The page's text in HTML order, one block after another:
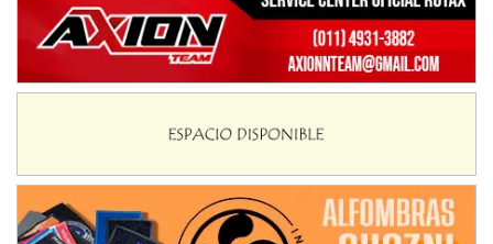
SUR SANTAFESINO - F4
José Samuel Sánchez (Tierra)
COBERTURA ESPECIAL DE E-KART.COM.AR
08/09-AGO